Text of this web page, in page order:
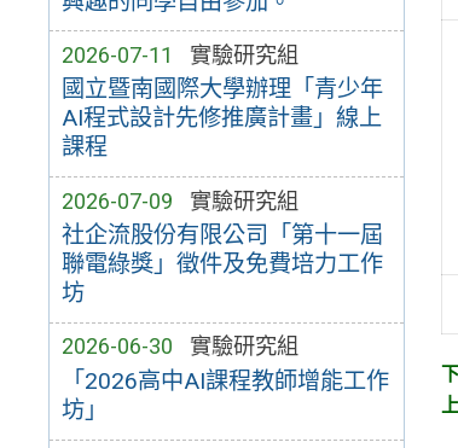
2026-07-11 實驗研究組
國立暨南國際大學辦理「青少年
AI程式設計先修推廣計畫」線上
課程
2026-07-09 實驗研究組
社企流股份有限公司「第十一屆
聯電綠獎」徵件及免費培力工作
坊
2026-06-30 實驗研究組
「2026高中AI課程教師增能工作
坊」